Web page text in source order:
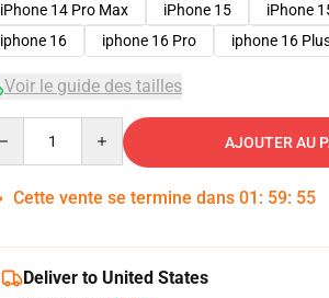
iPhone 14 Pro Max
iPhone 15 iPhone
iphone 16
iphone 16 Pro iphone 16
Voir le guide des tailles
AJOUTER AU
Cette vente se termine dans 01 : 59: 54
Deliver to United States